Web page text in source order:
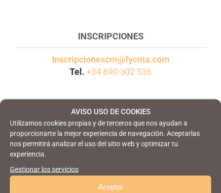
AVISO USO DE COOKIES
Utilizamos cookies propias y de terceros que nos ayudan a
proporcionarte la mejor experiencia de navegación. Aceptarlas
nos permitirá analizar el uso del sitio web y optimizar tu
experiencia.
Gestionar los servicios
Aceptar
INSCRIPCIONES
Inscripcionescm@fycma.com
Tel. +34 690 302 336
Nombre*
Apellidos*